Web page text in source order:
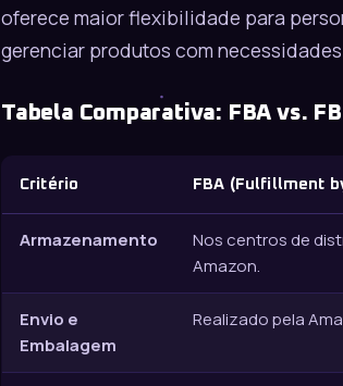
oferece maior flexibilidade para
gerenciar produtos com
Tabela Comparativa: FBA vs.
Critério FBA (Fulfillment
Armazenamento
Nos centros de
Amazon.
Envio e
Embalagem
Realizado pela